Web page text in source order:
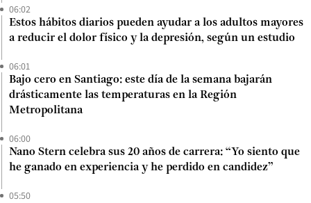
06:02
Estos hábitos diarios pueden ayudar a los adultos mayores
a reducir el dolor físico y la depresión, según un estudio
06:01
Bajo cero en Santiago: este día de la semana bajarán
drásticamente las temperaturas en la Región
Metropolitana
06:00
Nano Stern celebra sus 20 años de carrera: “Yo siento que
he ganado en experiencia y he perdido en candidez”
05:50